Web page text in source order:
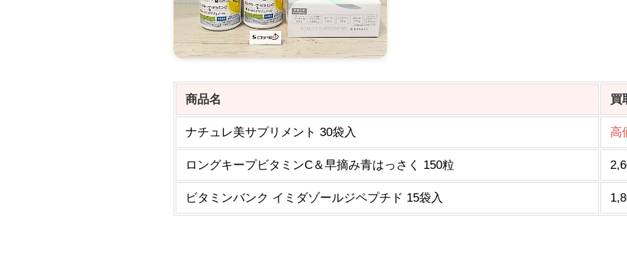
商品名 買
ナチュレ美サプリメント 30袋入 高
ロングキープビタミンC＆早摘み青はっさく 150粒
ビタミンバンク イミダゾールジペプチド 15袋入